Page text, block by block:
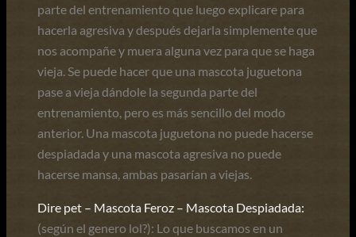
parte del entrenamiento que luego explicare para
hacerla agresiva y después dejarla simplemente que
nos acompañe y muera alguna vez para que se haga
vieja. Se puede hacer que una mascota juguetona
pase a vieja dándole la segunda parte del
entrenamiento, pero es más sencillo del modo
anterior. Una mascota juguetona no puede hacerse
despiadada y una mascota agresiva no puede
hacerse mansa, ambas pasarían a viejas.
Dire pet – Mascota Feroz – Mascota Despiadada:
(según el genero lol?): Lo que buscamos en un